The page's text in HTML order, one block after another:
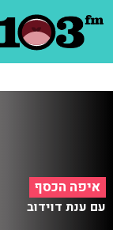
איפה הכסף
עם ענת דוידוב